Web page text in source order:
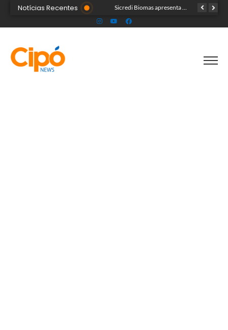
Notícias Recentes Acre segue em alerta para casos de síndrome respiratória aguda grave, aponta Fiocruz